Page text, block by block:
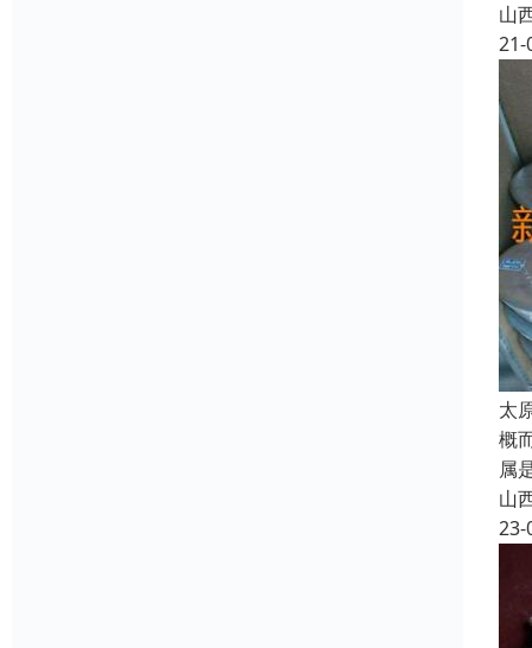
山
21-
太
概
属
山
23-